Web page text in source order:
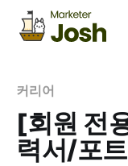
커리어
[회원 전
력서/포